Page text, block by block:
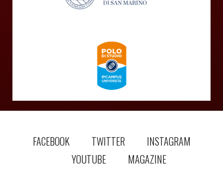
FACEBOOK TWITTER
INSTAGRAM
YOUTUBE
MAGAZINE